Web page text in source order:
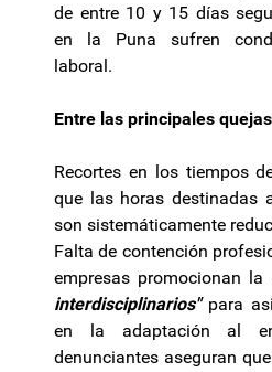
de entre 10 y 15 días
en la Puna sufren
laboral.
Entre las principales
Recortes en los tiempos
que las horas destinadas
son sistemáticamente
Falta de contención
empresas promocionan la
interdisciplinarios"para
en la adaptación al
denunciantes aseguran